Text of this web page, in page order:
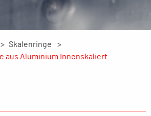
Skalenringe
aus Aluminium Innenskaliert